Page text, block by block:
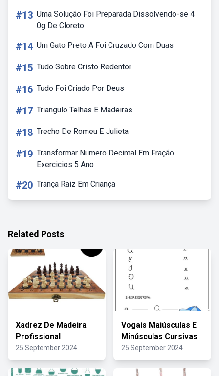
#13 Uma Solução Foi Preparada Dissolvendo-se 4
0g De Cloreto
#14 Um Gato Preto A Foi Cruzado Com Duas
#15 Tudo Sobre Cristo Redentor
#16 Tudo Foi Criado Por Deus
#17 Triangulo Telhas E Madeiras
#18 Trecho De Romeu E Julieta
#19 Transformar Numero Decimal Em Fração
Exercicios 5 Ano
#20 Trança Raiz Em Criança
Related Posts
Xadrez De Madeira
Profissional
25 September 2024
Vogais Maiúsculas E
Minúsculas Cursivas
25 September 2024